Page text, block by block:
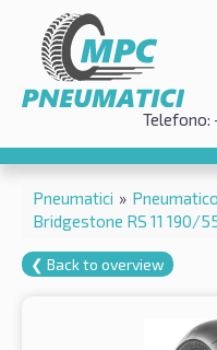
Telefono:
Pneumatici »
Bridgestone RS 11 190/
❮ Back to overview